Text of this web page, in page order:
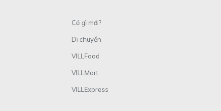
Có gì mới?
Di chuyển
VILLFood
VILLMart
VILLExpress